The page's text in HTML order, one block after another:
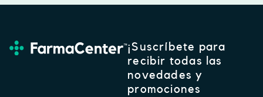
¡Suscríbete para
recibir todas las
novedades y
promociones